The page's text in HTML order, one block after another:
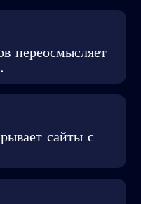
переосмысляет
сайты с